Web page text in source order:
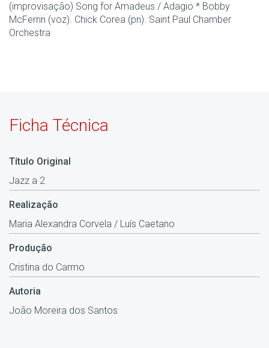
(improvisação) Song for Amadeus / Adagio * Bobby
McFerrin (voz). Chick Corea (pn). Saint Paul Chamber
Orchestra
Ficha Técnica
Título Original
Jazz a 2
Realização
Maria Alexandra Corvela / Luís Caetano
Produção
Cristina do Carmo
Autoria
João Moreira dos Santos